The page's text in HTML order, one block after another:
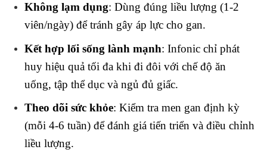
Không lạm dụng: Dùng đúng liều lượng (1-2
viên/ngày) để tránh gây áp lực cho gan.
Kết hợp lối sống lành mạnh: Infonic chỉ phát
huy hiệu quả tối đa khi đi đôi với chế độ ăn
uống, tập thể dục và ngủ đủ giấc.
Theo dõi sức khỏe: Kiểm tra men gan định kỳ
(mỗi 4-6 tuần) để đánh giá tiến triển và điều chỉnh
liều lượng.